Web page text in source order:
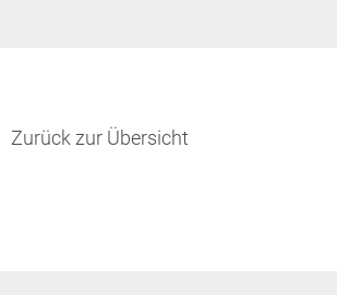
Zurück zur Übersicht